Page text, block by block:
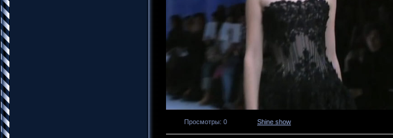
Просмотры: 0 Shine show